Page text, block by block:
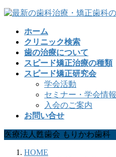
コ
ナ
ホーム
クリニック検索
歯の治療について
スピード矯正治療の種類
スピード矯正研究会
学会活動
セミナー・学会情報
入会のご案内
お問い合せ
医療法人甦歯会 もりかわ歯科
HOME